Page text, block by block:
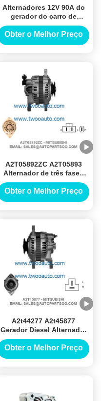
Alternadores 12V 90A do
gerador do carro de
A3T00792 A3T04292
Obter o Melhor Preço
A2T05892ZC A2T05893
Alternador de três fases
Alternador de 12V 70A
Alternadores
Obter o Melhor Preço
A2t44277 A2t45877
Gerador Diesel Alternador
Mitsubishi Alternador 12v
65a Alternadores
Obter o Melhor Preço